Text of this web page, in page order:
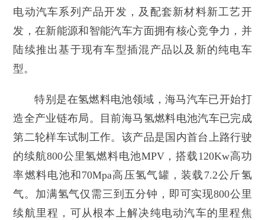
电动汽车系列产品开发，及配套新材料新工艺开
发，在新能源和智能汽车方面拥有核心竞争力，并
陆续推出基于现有车型插混产品以及新的纯电车
型。
特别是在氢燃料电池领域，海马汽车已开始打
造全产业链布局。目前海马氢燃料电池汽车已完成
第二轮样车试制工作。该产品是国内首台上路行驶
的续航800公里氢燃料电池MPV，搭载120Kw高功
率燃料电池和70Mpa高压氢气罐，装载7.2公斤氢
气。加满氢气仅需三到五分钟，即可实现800公里
续航里程，可从根本上解决纯电动汽车的里程焦